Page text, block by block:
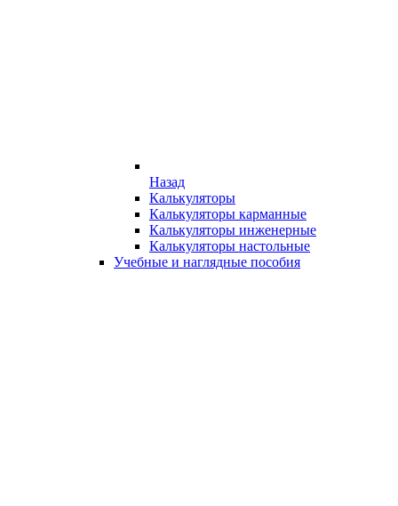
Назад
Калькуляторы
Калькуляторы карманные
Калькуляторы инженерные
Калькуляторы настольные
Учебные и наглядные пособия